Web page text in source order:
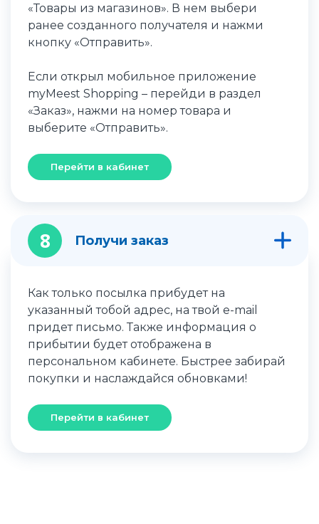
«Товары из магазинов». В нем выбери
ранее созданного получателя и нажми
кнопку «Отправить».
Если открыл мобильное приложение
myMeest Shopping – перейди в раздел
«Заказ», нажми на номер товара и
выберите «Отправить».
Перейти в кабинет
8 Получи заказ
Как только посылка прибудет на
указанный тобой адрес, на твой e-mail
придет письмо. Также информация о
прибытии будет отображена в
персональном кабинете. Быстрее забирай
покупки и наслаждайся обновками!
Перейти в кабинет